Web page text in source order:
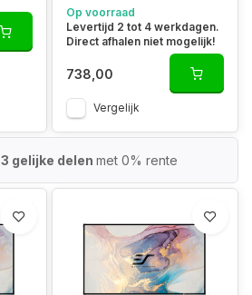
Op voorraad
Levertijd 2 tot 4 werkdagen.
Direct afhalen niet mogelijk!
738,00
Vergelijk
3 gelijke delen met 0% rente